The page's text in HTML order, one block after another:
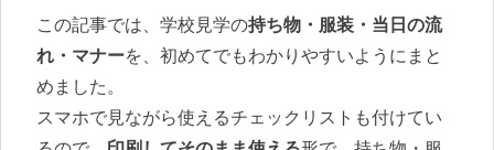
この記事では、学校見学の持ち物・服装・当日の流
れ・マナーを、初めてでもわかりやすいようにまと
めました。
スマホで見ながら使えるチェックリストも付けてい